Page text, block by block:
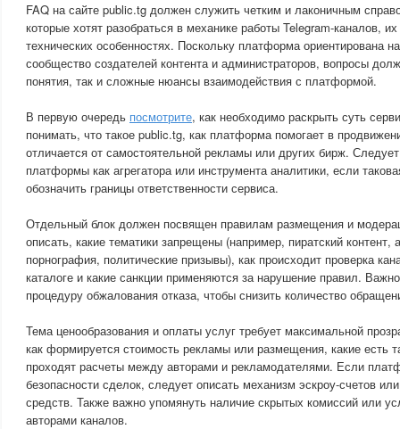
FAQ на сайте public.tg должен служить четким и лаконичным
которые хотят разобраться в механике работы Telegram-каналов,
технических особенностях. Поскольку платформа ориентирована
сообщество создателей контента и администраторов, вопросы
понятия, так и сложные нюансы взаимодействия с платформой.
В первую очередь посмотрите, как необходимо раскрыть суть
понимать, что такое public.tg, как платформа помогает в
отличается от самостоятельной рекламы или других бирж.
платформы как агрегатора или инструмента аналитики, если
обозначить границы ответственности сервиса.
Отдельный блок должен посвящен правилам размещения и
описать, какие тематики запрещены (например, пиратский контент,
порнография, политические призывы), как происходит проверка
каталоге и какие санкции применяются за нарушение правил.
процедуру обжалования отказа, чтобы снизить количество
Тема ценообразования и оплаты услуг требует максимальной
как формируется стоимость рекламы или размещения, какие есть
проходят расчеты между авторами и рекламодателями. Если
безопасности сделок, следует описать механизм эскроу-счетов
средств. Также важно упомянуть наличие скрытых комиссий или
авторами каналов.